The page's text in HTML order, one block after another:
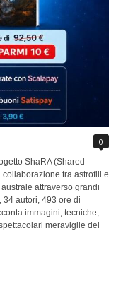
0
ShaRA (Shared
tra astrofili e
attraverso grandi
autori, 493 ore di
immagini, tecniche,
meraviglie del